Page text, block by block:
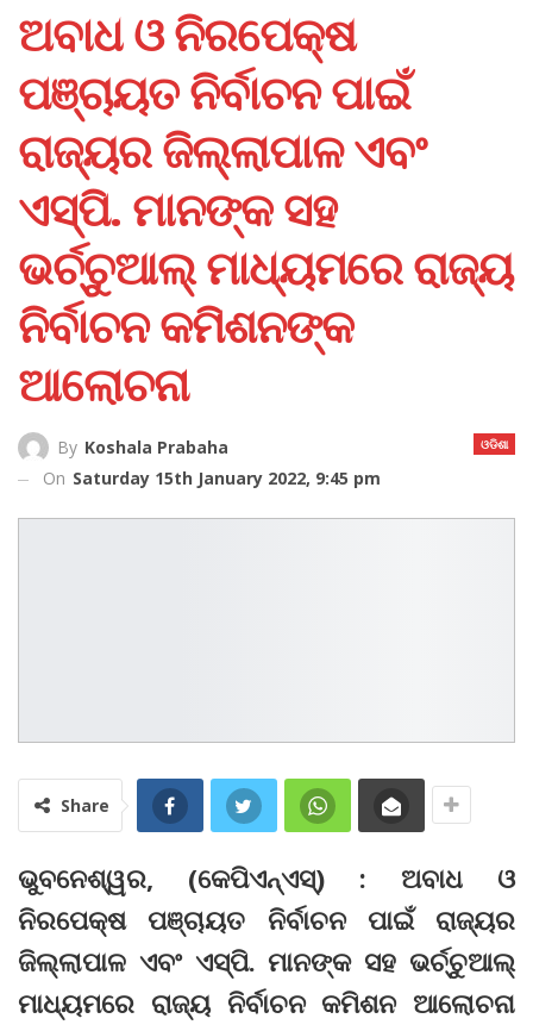
ଅବାଧ ଓ ନିରପେକ୍ଷ
ପଞ୍ଚାୟତ ନିର୍ବାଚନ ପାଇଁ
ରାଜ୍ୟର ଜିଲ୍ଲାପାଳ ଏବଂ
ଏସ୍‌ପି. ମାନଙ୍କ ସହ
ଭର୍ଚ୍ଚୁଆଲ୍‌ ମାଧ୍ୟମରେ ରାଜ୍ୟ
ନିର୍ବାଚନ କମିଶନଙ୍କ
ଆଲୋଚନା
ଓଡିଶା
By Koshala Prabaha
On Saturday 15th January 2022, 9:45 pm
Share
ଭୁବନେଶ୍ୱର, (କେପିଏନ୍‌ଏସ୍‌) : ଅବାଧ ଓ
ନିରପେକ୍ଷ ପଞ୍ଚାୟତ ନିର୍ବାଚନ ପାଇଁ ରାଜ୍ୟର
ଜିଲ୍ଲାପାଳ ଏବଂ ଏସ୍‌ପି. ମାନଙ୍କ ସହ ଭର୍ଚ୍ଚୁଆଲ୍‌
ମାଧ୍ୟମରେ ରାଜ୍ୟ ନିର୍ବାଚନ କମିଶନ ଆଲୋଚନା